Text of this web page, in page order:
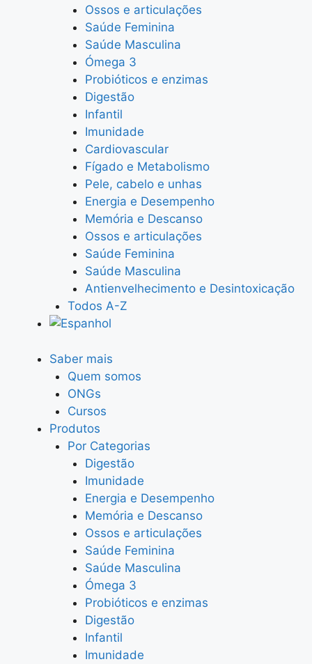
Ossos e articulações
Saúde Feminina
Saúde Masculina
Ómega 3
Probióticos e enzimas
Digestão
Infantil
Imunidade
Cardiovascular
Fígado e Metabolismo
Pele, cabelo e unhas
Energia e Desempenho
Memória e Descanso
Ossos e articulações
Saúde Feminina
Saúde Masculina
Antienvelhecimento e Desintoxicação
Todos A-Z
Saber mais
Quem somos
ONGs
Cursos
Produtos
Por Categorias
Digestão
Imunidade
Energia e Desempenho
Memória e Descanso
Ossos e articulações
Saúde Feminina
Saúde Masculina
Ómega 3
Probióticos e enzimas
Digestão
Infantil
Imunidade